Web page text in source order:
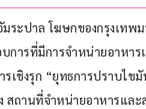
ระปาล โฆษกของกรุงเทพ
การที่มีการจำหน่ายอาหา
เชิงรุก “ยุทธการปราบไข
สถานที่จำหน่ายอาหารแล